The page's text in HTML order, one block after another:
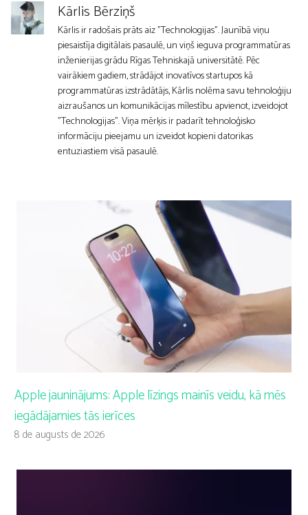
Kārlis Bērziņš
Kārlis ir radošais prāts aiz "Technologijas". Jaunībā viņu
piesaistīja digitālais pasaulē, un viņš ieguva programmatūras
inženierijas grādu Rīgas Tehniskajā universitātē. Pēc
vairākiem gadiem, strādājot inovatīvos startupos kā
programmatūras izstrādātājs, Kārlis nolēma savu tehnoloģiju
aizraušanos un komunikācijas mīlestību apvienot, izveidojot
"Technologijas". Viņa mērķis ir padarīt tehnoloģisko
informāciju pieejamu un izveidot kopieni datorikas
entuziastiem visā pasaulē.
Apple jauninājums: Apple līzings mainīs veidu, kā mēs
iegādājamies tās ierīces
8 de augusts de 2026